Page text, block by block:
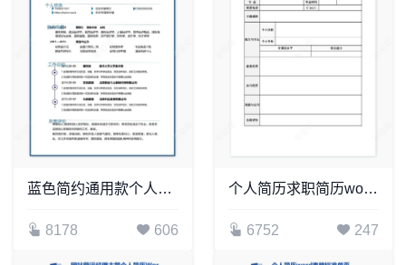
蓝色简约通用款个人简历Word模板
8178 606
个人简历求职简历word空白标准表格(17)
6752 247